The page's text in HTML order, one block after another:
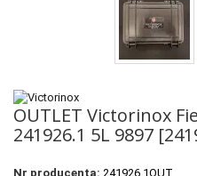
OBAKU DENMARK ZEGARKI
PROMOCJE
OUTLET Victorinox
241926.1 5L 9897
Nr producenta: 241926.1OUT